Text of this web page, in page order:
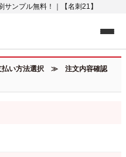
ンプル無料！｜【名刺21】
い方法選択 ≫ 注文内容確認